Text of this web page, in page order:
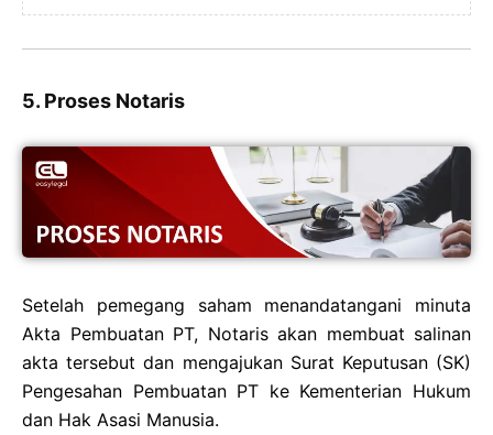
5. Proses Notaris
Setelah pemegang saham menandatangani minuta
Akta Pembuatan PT, Notaris akan membuat salinan
akta tersebut dan mengajukan Surat Keputusan (SK)
Pengesahan Pembuatan PT ke Kementerian Hukum
dan Hak Asasi Manusia.